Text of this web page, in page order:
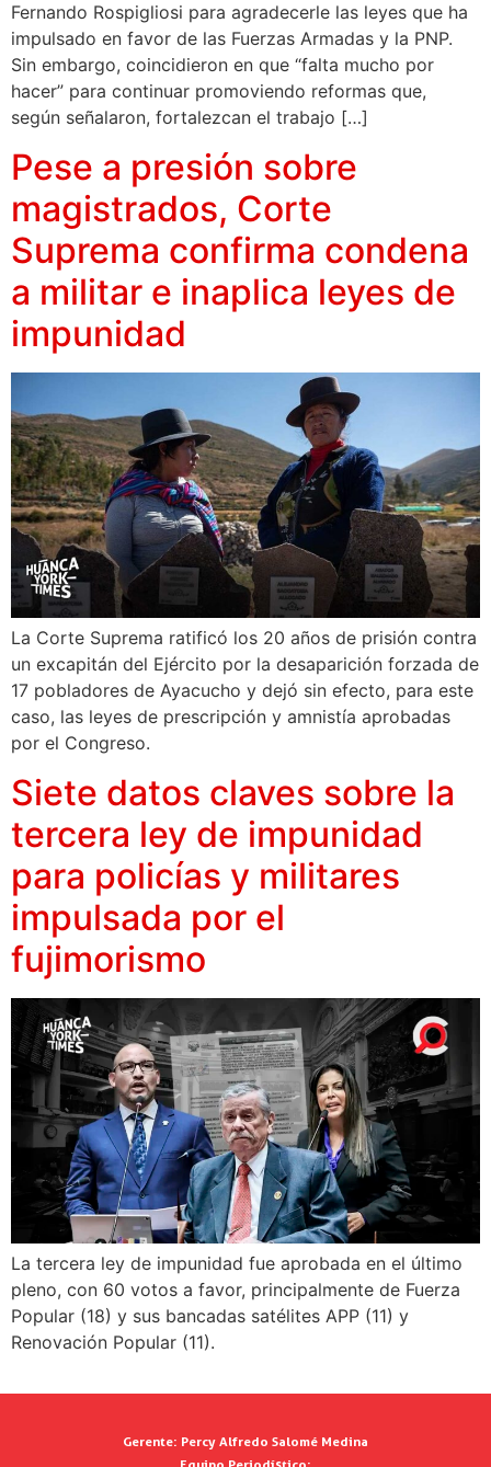
Fernando Rospigliosi para agradecerle las leyes que ha
impulsado en favor de las Fuerzas Armadas y la PNP.
Sin embargo, coincidieron en que “falta mucho por
hacer” para continuar promoviendo reformas que,
según señalaron, fortalezcan el trabajo […]
Pese a presión sobre
magistrados, Corte
Suprema confirma condena
a militar e inaplica leyes de
impunidad
La Corte Suprema ratificó los 20 años de prisión contra
un excapitán del Ejército por la desaparición forzada de
17 pobladores de Ayacucho y dejó sin efecto, para este
caso, las leyes de prescripción y amnistía aprobadas
por el Congreso.
Siete datos claves sobre la
tercera ley de impunidad
para policías y militares
impulsada por el
fujimorismo
La tercera ley de impunidad fue aprobada en el último
pleno, con 60 votos a favor, principalmente de Fuerza
Popular (18) y sus bancadas satélites APP (11) y
Renovación Popular (11).
Gerente: Percy Alfredo Salomé Medina